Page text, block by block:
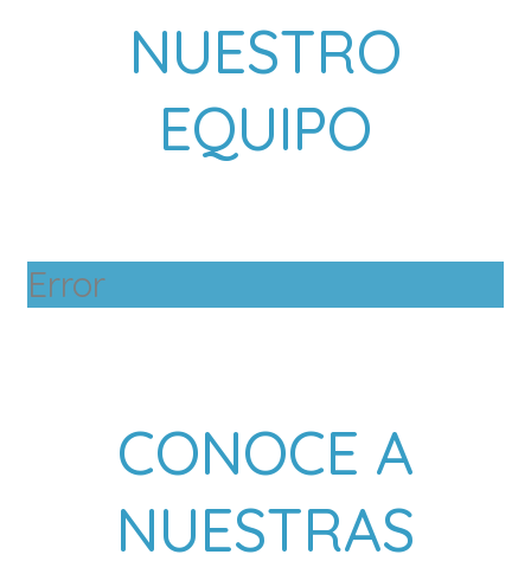
NUESTRO
EQUIPO
Error
CONOCE A
NUESTRAS